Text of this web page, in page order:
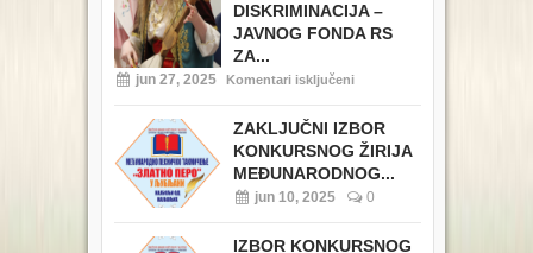
DISKRIMINACIJA –
JAVNOG FONDA RS
ZA...
jun 27, 2025 Komentari isključeni
ZAKLJUČNI IZBOR
KONKURSNOG ŽIRIJA
MEĐUNARODNOG...
jun 10, 2025 0
IZBOR KONKURSNOG